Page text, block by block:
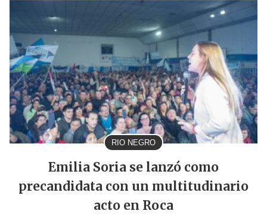
RIO NEGRO
Emilia Soria se lanzó como
precandidata con un multitudinario
acto en Roca